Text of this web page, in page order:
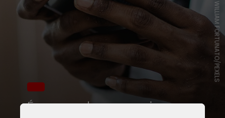
WILLIAM FORTUNATO/PEXELS
É o que revela uma pesquisa